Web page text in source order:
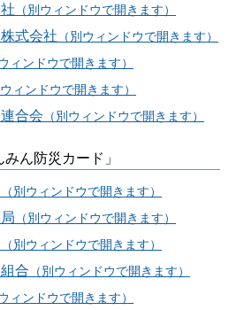
（別ウィンドウで開きます）
式会社 （別ウィンドウで開きます）
ィンドウで開きます）
ウィンドウで開きます）
合会 （別ウィンドウで開きます）
ん防災カード」
（別ウィンドウで開きます）
（別ウィンドウで開きます）
（別ウィンドウで開きます）
合 （別ウィンドウで開きます）
ィンドウで開きます）